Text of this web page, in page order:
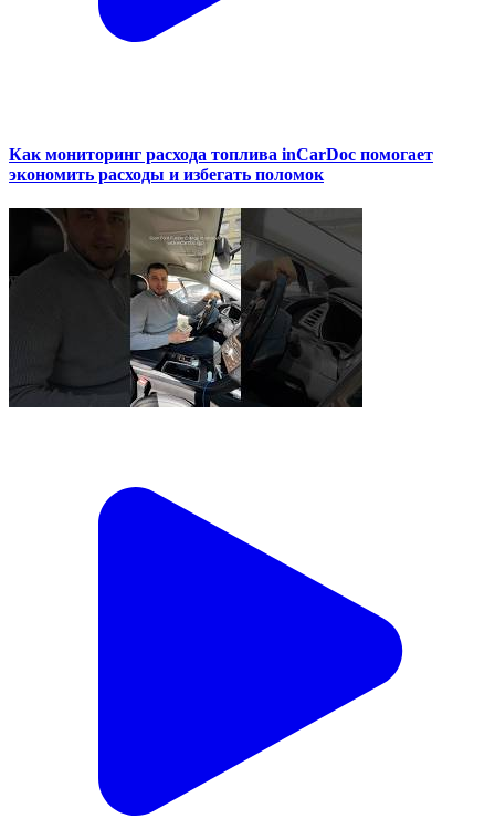
Как мониторинг расхода топлива inCarDoc помогает
экономить расходы и избегать поломок